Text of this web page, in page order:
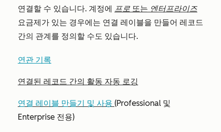
연결할 수 있습니다. 계정에 프로 또는 엔터프라이즈
요금제가 있는 경우에는 연결 레이블을 만들어 레코드
간의 관계를 정의할 수도 있습니다.
연관 기록
연결된 레코드 간의 활동 자동 로깅
연결 레이블 만들기 및 사용 (Professional 및
Enterprise 전용)